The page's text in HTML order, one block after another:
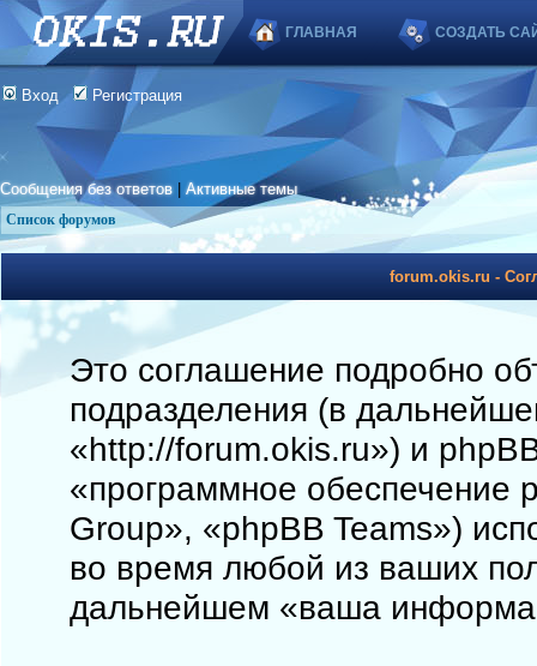
ГЛАВНАЯ СОЗДАТЬ
Вход Регистрация
Сообщения без ответов |Активные темы
Список форумов
forum.okis.ru -
Это соглашение подробно
подразделения (в
«http://forum.okis.ru») и
«программное обеспечение
Group», «phpBB Teams»)
во время любой из ваших
дальнейшем «ваша